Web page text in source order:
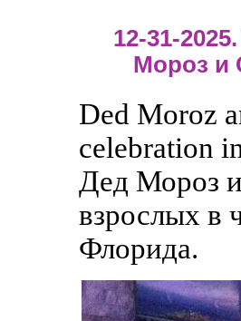
12-31-
Мороз и
Ded Moroz
celebration
Дед Мороз и
взрослых в
Флорида.